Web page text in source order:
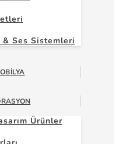
& Ses Sistemleri
Ürünler